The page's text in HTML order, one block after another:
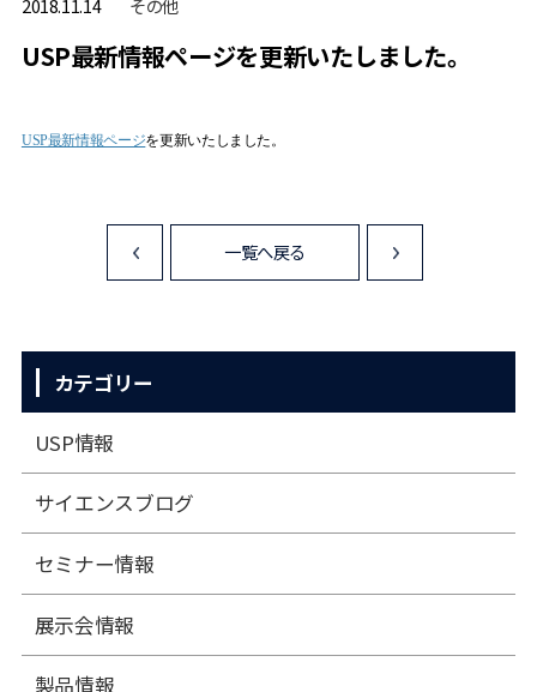
2018.11.14 その他
USP最新情報ページを更新いたしました。
USP最新情報ページを更新いたしました。
<
一覧へ戻る
カテゴリー
USP情報
サイエンスブログ
セミナー情報
展⽰会情報
製品情報